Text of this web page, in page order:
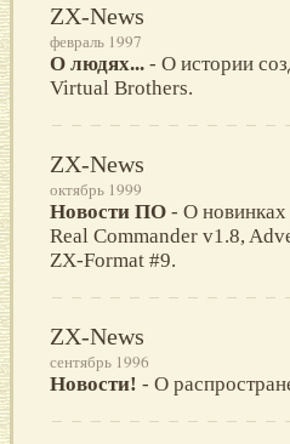
ZX-News
февраль 1997
О людях... - О истории
Virtual Brothers.
ZX-News
октябрь 1999
Новости ПО - О
Real Commander v1.8,
ZX-Format #9.
ZX-News
сентябрь 1996
Новости! - О